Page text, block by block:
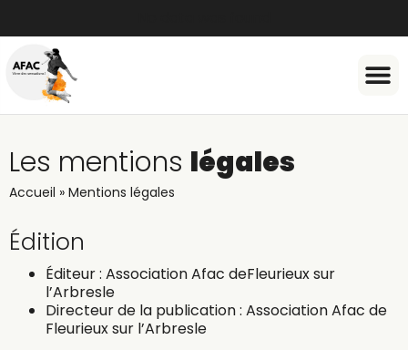
Les mentions légales
Accueil » Mentions légales
Édition
Éditeur : Association Afac deFleurieux sur
l’Arbresle
Directeur de la publication : Association Afac de
Fleurieux sur l’Arbresle